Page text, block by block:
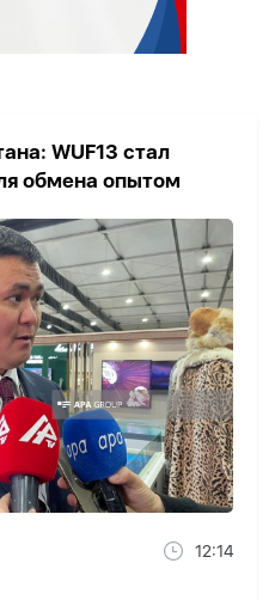
WUF13 стал
обмена опытом
12:14